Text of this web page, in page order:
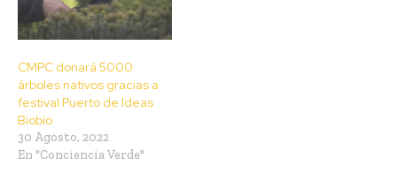
CMPC donará 5000
árboles nativos gracias a
festival Puerto de Ideas
Biobío
30 Agosto, 2022
En "Conciencia Verde"